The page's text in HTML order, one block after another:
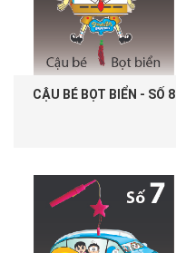
CẬU BÉ BỌT BIỂN - SỐ 8